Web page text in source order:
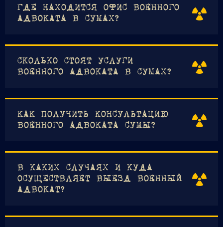
ГДЕ НАХОДИТСЯ ОФИС ВОЕННОГО
АДВОКАТА В СУМАХ?
СКОЛЬКО СТОЯТ УСЛУГИ
ВОЕННОГО АДВОКАТА В СУМАХ?
КАК ПОЛУЧИТЬ КОНСУЛЬТАЦИЮ
ВОЕННОГО АДВОКАТА СУМЫ?
В КАКИХ СЛУЧАЯХ И КУДА
ОСУЩЕСТВЛЯЕТ ВЫЕЗД ВОЕННЫЙ
АДВОКАТ?